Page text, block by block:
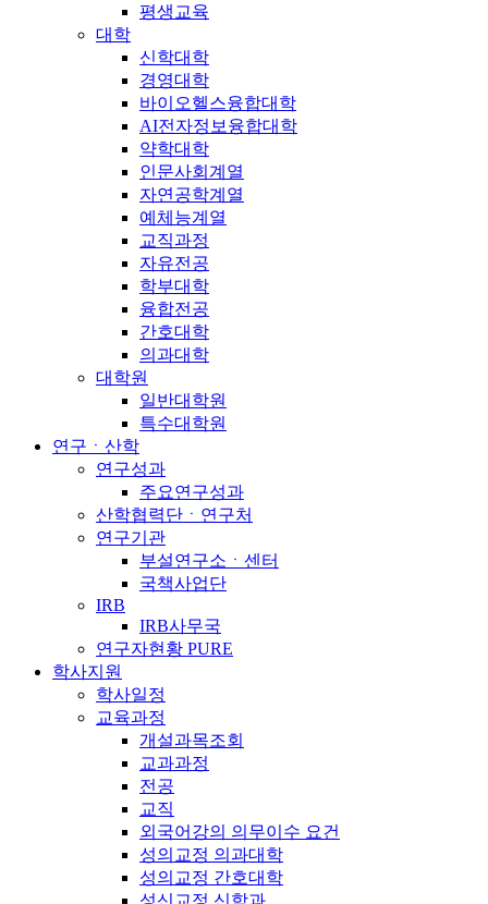
평생교육
대학
신학대학
경영대학
바이오헬스융합대학
AI전자정보융합대학
약학대학
인문사회계열
자연공학계열
예체능계열
교직과정
자유전공
학부대학
융합전공
간호대학
의과대학
대학원
일반대학원
특수대학원
연구ㆍ산학
연구성과
주요연구성과
산학협력단ㆍ연구처
연구기관
부설연구소ㆍ센터
국책사업단
IRB
IRB사무국
연구자현황 PURE
학사지원
학사일정
교육과정
개설과목조회
교과과정
전공
교직
외국어강의 의무이수 요건
성의교정 의과대학
성의교정 간호대학
성신교정 신학과